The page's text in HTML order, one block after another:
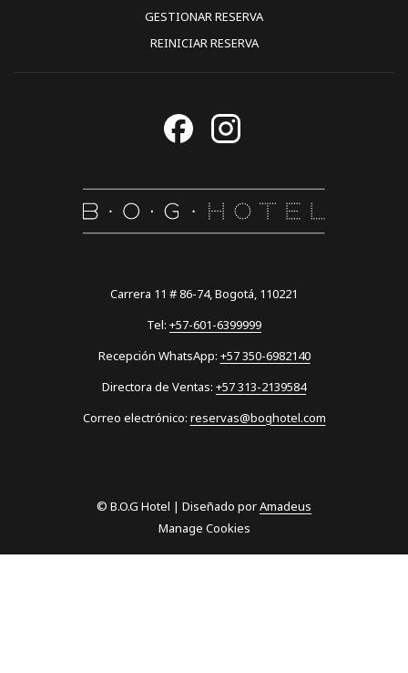
GESTIONAR RESERVA
REINICIAR RESERVA
Carrera 11 # 86-74, Bogotá, 110221
Tel: +57-601-6399999
Recepción WhatsApp: +57 350-6982140
Directora de Ventas: +57 313-2139584
Correo electrónico: reservas@boghotel.com
© B.O.G Hotel | Diseñado porAmadeus
Manage Cookies